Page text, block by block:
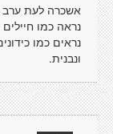
אשכרה לעת ערב
נראה כמו
נראים כמו
ונבנית.